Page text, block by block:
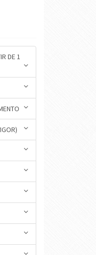
DE 1